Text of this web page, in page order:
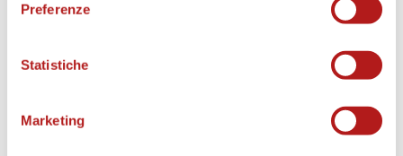
Preferenze
Statistiche
Marketing
BIGLIETTI